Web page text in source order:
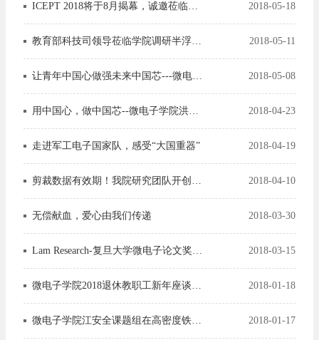
ICEPT 2018将于8月揭幕，诚邀莅临参与！ 2018-05-18
教育部科技司领导莅临学院调研半浮栅产业化工作 2018-05-11
让青年中国心做强未来中国芯---微电子学院2014级毕业班主题党团日活动 2018-05-08
用中国心，做中国芯--微电子学院洪志良老师 2018-04-23
走进军工电子国家队，感受“大国重器” 2018-04-19
剪裁数据有效期！我院研究团队开创研发第三类存储技术 2018-04-10
无偿献血，爱心由我们传递 2018-03-30
Lam Research-复旦大学微电子论文奖学金颁奖仪式举行 2018-03-15
微电子学院2018退休教职工新年座谈会召开 2018-01-18
微电子学院江安全课题组在高密度铁电存储器的信息读出技术研究中取得重要进展 2018-01-17